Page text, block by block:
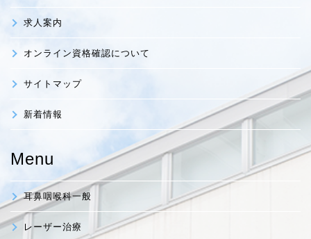
求人案内
オンライン資格確認について
サイトマップ
新着情報
Menu
耳鼻咽喉科一般
レーザー治療